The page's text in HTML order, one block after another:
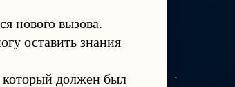
нового вызова.
оставить знания
который должен был